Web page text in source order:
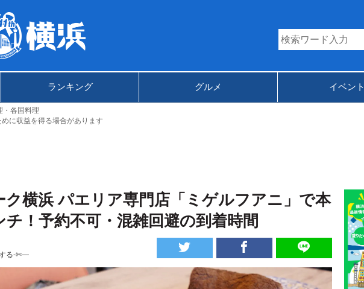
ランキング グルメ イベント
・各国料理
に収益を得る場合があります
ク横浜 パエリア専門店「ミゲルフアニ」で本
！予約不可・混雑回避の到着時間
する-✄—